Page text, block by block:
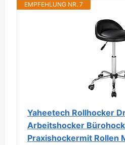
EMPFEHLUNG NR. 7
Yaheetech Rollhocker
Arbeitshocker
Praxishockermit Rollen